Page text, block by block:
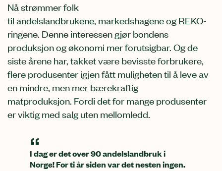
Nå strømmerfolk
til andelslandbrukene, markedshageneog REKO-
ringene. Denne interessen gjør bondens
produksjon og økonomi mer forutsigbar. Og de
siste årene har, takket være bevisste forbrukere,
flere produsenter igjen fått muligheten til å leve av
en mindre, men mer bærekraftig
matproduksjon. Fordi det for mange produsenter
er viktig med salg uten mellomledd.
I dag er det over 90 andelslandbruk i
Norge! For ti år siden var det nesten ingen.